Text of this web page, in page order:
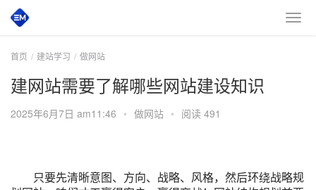
首页 建站学习 做网站
建网站需要了解哪些网站建设知识
2025年6月7日 am11:46 • 做网站 • 阅读 491
只要先清晰意图、方向、战略、风格，然后环绕战略规